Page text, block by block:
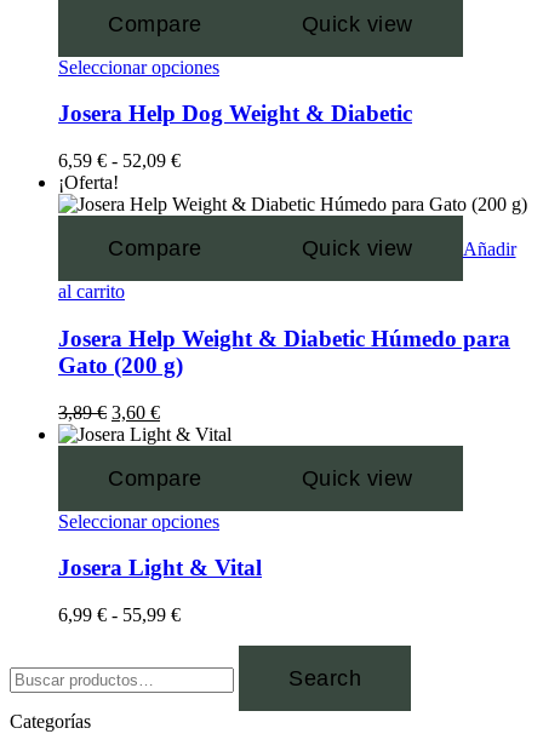
Compare Quick view
Seleccionar opciones
Josera Help Dog Weight & Diabetic
6,59 € - 52,09 €
¡Oferta!
Compare Quick view Añadir
al carrito
Josera Help Weight & Diabetic Húmedo para
Gato (200 g)
3,89€ 3,60 €
Compare Quick view
Seleccionar opciones
Josera Light & Vital
6,99 € - 55,99 €
Search
Categorías